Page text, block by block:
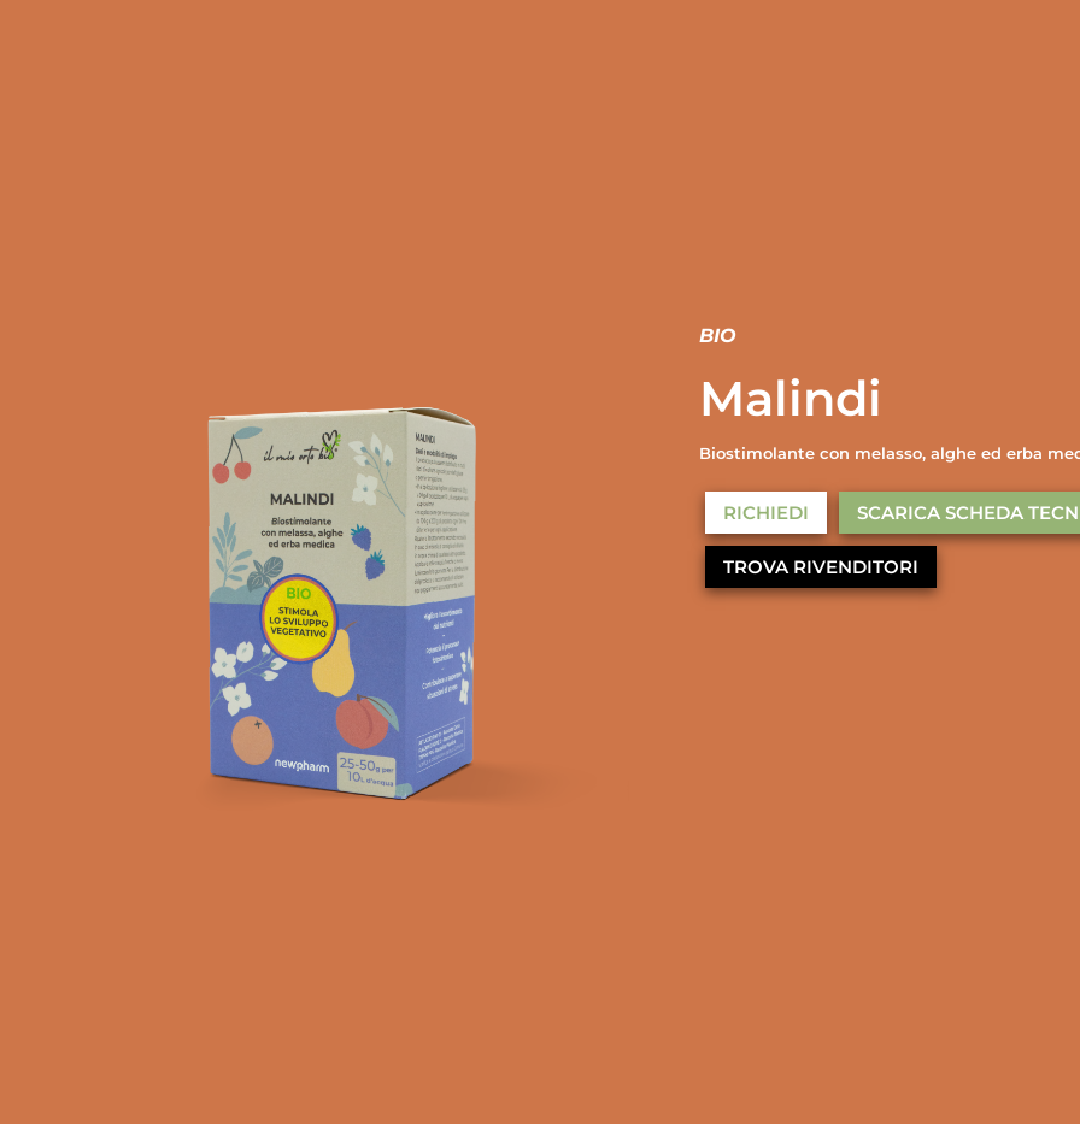
BIO
Malindi
Biostimolante con melasso, alghe ed erba
RICHIEDI SCARICA SCHEDA
TROVA RIVENDITORI